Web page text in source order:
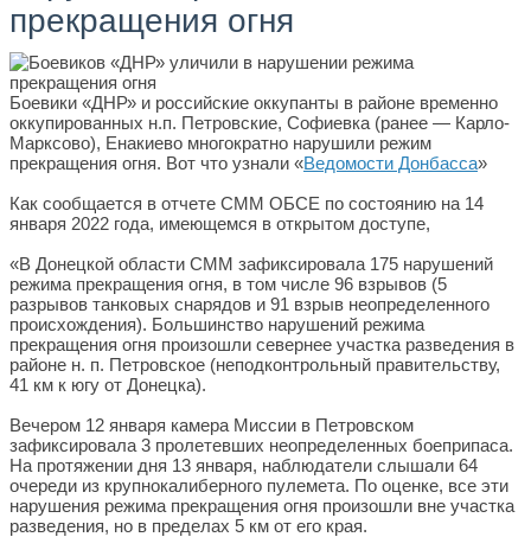
прекращения огня
Боевики «ДНР» и российские оккупанты в районе временно
оккупированных н.п. Петровские, Софиевка (ранее — Карло-
Марксово), Енакиево многократно нарушили режим
прекращения огня. Вот что узнали «Ведомости Донбасса»
Как сообщается в отчете СММ ОБСЕ по состоянию на 14
января 2022 года, имеющемся в открытом доступе,
«В Донецкой области СММ зафиксировала 175 нарушений
режима прекращения огня, в том числе 96 взрывов (5
разрывов танковых снарядов и 91 взрыв неопределенного
происхождения). Большинство нарушений режима
прекращения огня произошли севернее участка разведения в
районе н. п. Петровское (неподконтрольный правительству,
41 км к югу от Донецка).
Вечером 12 января камера Миссии в Петровском
зафиксировала 3 пролетевших неопределенных боеприпаса.
На протяжении дня 13 января, наблюдатели слышали 64
очереди из крупнокалиберного пулемета. По оценке, все эти
нарушения режима прекращения огня произошли вне участка
разведения, но в пределах 5 км от его края.